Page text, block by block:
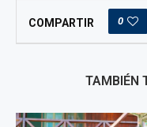
COMPARTIR 0
TAMBIÉN